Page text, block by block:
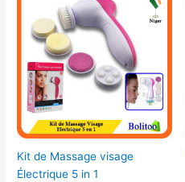
Kit de Massage visage
Électrique 5 in 1